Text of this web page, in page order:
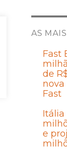
AS
Fast
de
nova
Fast
Itália
e